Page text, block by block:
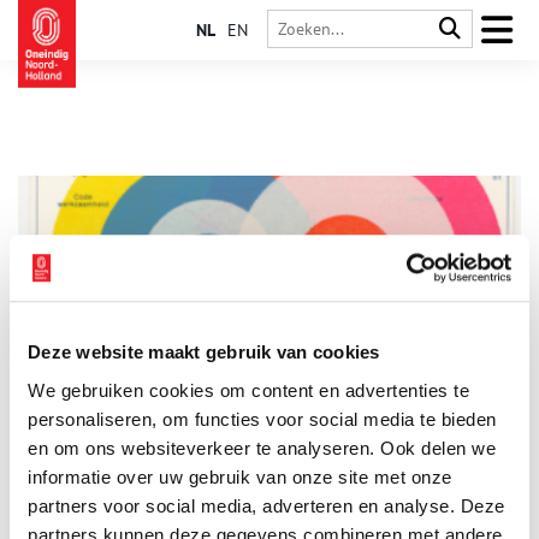
Deze website maakt gebruik van cookies
We gebruiken cookies om content en advertenties te
personaliseren, om functies voor social media te bieden
en om ons websiteverkeer te analyseren. Ook delen we
informatie over uw gebruik van onze site met onze
partners voor social media, adverteren en analyse. Deze
partners kunnen deze gegevens combineren met andere
NL EN
Het Stedelijk presenteert vanaf 11 juli 2025 het eerste
overzicht van Karel Martens (1939), een van de belangrijkste
naoorlogse Nederlandse grafisch ontwerpers, bekend om zijn
eigenzinnigheid en zijn speelse en experimentele manier van
werken. Karel Martens heeft in Nederland en internationaal
generaties jongere ontwerpers opgeleid en geïnspireerd. De
tentoonstelling is een ontdekkingstocht door het oeuvre dat
4 min